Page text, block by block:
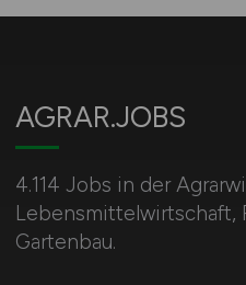
AGRAR.JOBS
4.114 Jobs in der
Lebensmittelwirtschaft,
Gartenbau.